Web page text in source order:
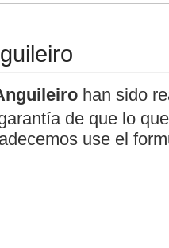
han sido
de que lo
use el